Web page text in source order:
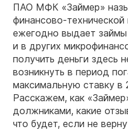
ПАО МФК «Займер»
финансово-
ежегодно выдает
и в других
получить деньги здесь
возникнуть в период
максимальную ставку в
Расскажем, как
должниками, какие
что будет, если не